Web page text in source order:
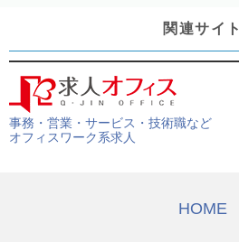
関連サイト
事務・営業・サービス・技術職など
オフィスワーク系求人
HOME